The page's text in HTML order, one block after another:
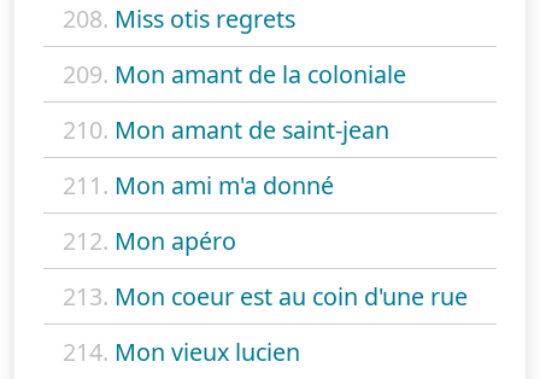
208. Miss otis regrets
209. Mon amant de la coloniale
210. Mon amant de saint-jean
211. Mon ami m'a donné
212. Mon apéro
213. Mon coeur est au coin d'une rue
214. Mon vieux lucien